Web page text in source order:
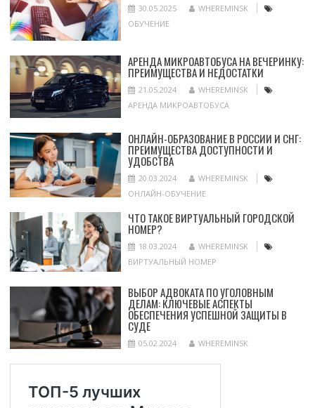
30.05.2025
WHEREMINSK
ОБУЧЕНИЕ
АРЕНДА МИКРОАВТОБУСА НА ВЕЧЕРИНКУ:
ПРЕИМУЩЕСТВА И НЕДОСТАТКИ
21.05.2024
WHEREMINSK
АРЕНДА МИКРОАВТОБУСА
ОНЛАЙН-ОБРАЗОВАНИЕ В РОССИИ И СНГ:
ПРЕИМУЩЕСТВА ДОСТУПНОСТИ И
УДОБСТВА
20.03.2024
WHEREMINSK
ОНЛАЙН-ОБУЧЕНИЕ
ЧТО ТАКОЕ ВИРТУАЛЬНЫЙ ГОРОДСКОЙ
НОМЕР?
18.03.2024
WHEREMINSK
ВИРТУАЛЬНЫЙ НОМЕР
ВЫБОР АДВОКАТА ПО УГОЛОВНЫМ
ДЕЛАМ: КЛЮЧЕВЫЕ АСПЕКТЫ
ОБЕСПЕЧЕНИЯ УСПЕШНОЙ ЗАЩИТЫ В
СУДЕ
05.02.2024 WHEREMINSK